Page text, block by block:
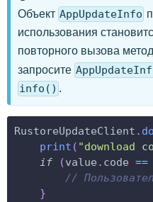
Объект AppUpdateInfo
использования
повторного вызова
запросите
info() .
RustoreUpdateClient .
print ( "download
if
(value . code ==
//
}